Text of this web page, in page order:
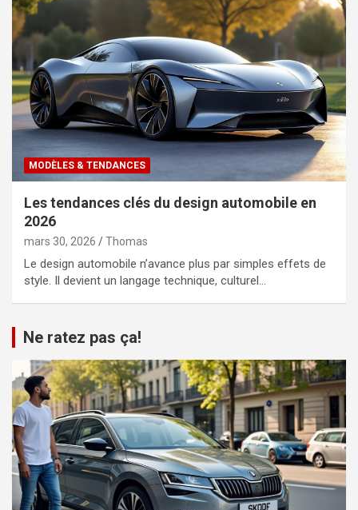
MODÈLES & TENDANCES
Les tendances clés du design automobile en
2026
mars 30, 2026 Thomas
Le design automobile n’avance plus par simples effets de
style. Il devient un langage technique, culturel…
Ne ratez pas ça!